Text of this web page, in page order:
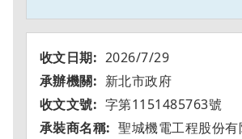
2026/7/29
新北市政府
字第1151485763號
聖城機電工程股份有